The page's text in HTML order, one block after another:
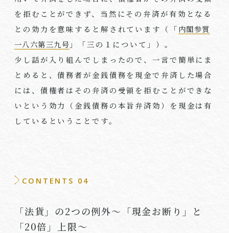
を拒むことができず、当然にその弁済が有効となる
との効力を意味すると解されています（「内閣参質
一八六第三九号 」「三の１について」）。
少し話が入り組んでしまったので、一言で簡単にま
とめると、債務者が金銭債務を現金で弁済した場合
には、債権者はその弁済の受領を拒むことができな
いという効力（金銭債務の本旨弁済効）を現金は有
しているということです。
CONTENTS 04
「法貨」の2つの例外～「現金お断り」と
「20倍」上限～